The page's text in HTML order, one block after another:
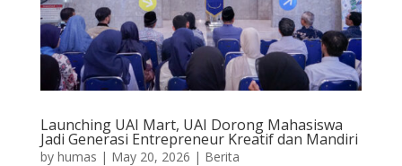
Launching UAI Mart, UAI Dorong Mahasiswa
Jadi Generasi Entrepreneur Kreatif dan Mandiri
by humas | May 20, 2026 | Berita